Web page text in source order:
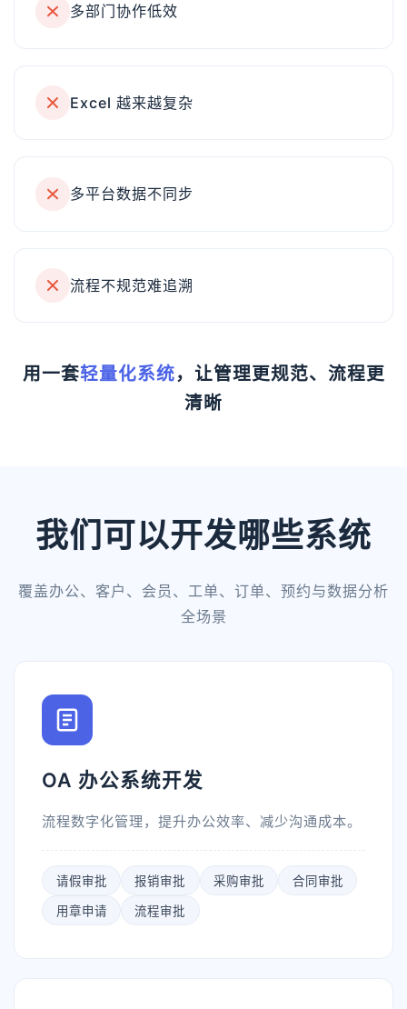
多部门协作低效
Excel 越来越复杂
多平台数据不同步
流程不规范难追溯
用一套轻量化系统，让管理更规范、流程更
清晰
我们可以开发哪些系统
覆盖办公、客户、会员、工单、订单、预约与数据分析
全场景
OA 办公系统开发
流程数字化管理，提升办公效率、减少沟通成本。
请假审批 报销审批 采购审批 合同审批
用章申请 流程审批